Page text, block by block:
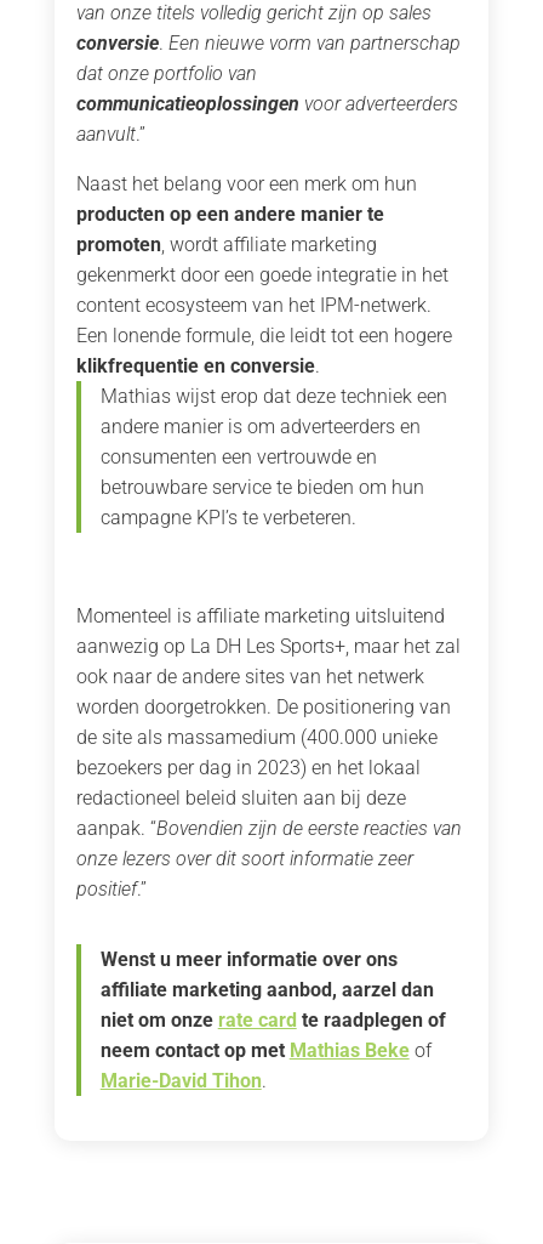
van onze titels volledig gericht zijn op sales
conversie. Een nieuwe vorm van partnerschap
dat onze portfolio van
communicatieoplossingen voor adverteerders
aanvult.”
Naast het belang voor een merk om hun
producten op een andere manier te
promoten, wordt affiliate marketing
gekenmerkt door een goede integratie in het
content ecosysteem van het IPM-netwerk.
Een lonende formule, die leidt tot een hogere
klikfrequentie en conversie.
Mathias wijst erop dat deze techniek een
andere manier is om adverteerders en
consumenten een vertrouwde en
betrouwbare service te bieden om hun
campagne KPI’s te verbeteren.
Momenteel is affiliate marketing uitsluitend
aanwezig op La DH Les Sports+, maar het zal
ook naar de andere sites van het netwerk
worden doorgetrokken. De positionering van
de site als massamedium (400.000 unieke
bezoekers per dag in 2023) en het lokaal
redactioneel beleid sluiten aan bij deze
aanpak. “Bovendien zijn de eerste reacties van
onze lezers over dit soort informatie zeer
positief.”
Wenst u meer informatie over ons
affiliate marketing aanbod, aarzel dan
niet om onze rate card te raadplegen of
neem contact op met Mathias Bekeof
Marie-David Tihon.